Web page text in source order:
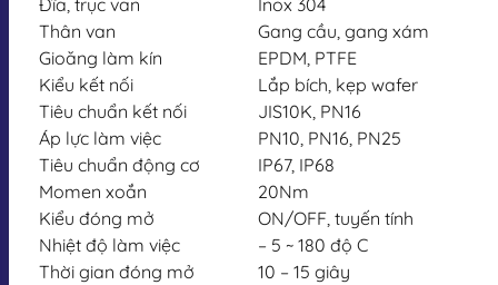
Thân van
Gang cầu, gang xám
Gioăng làm kín
EPDM, PTFE
Kiểu kết nối
Lắp bích, kẹp wafer
Tiêu chuẩn kết nối
JIS10K, PN16
Áp lực làm việc
PN10, PN16, PN25
Tiêu chuẩn động cơ
IP67, IP68
Momen xoắn
20Nm
Kiểu đóng mở
ON/OFF, tuyến tính
Nhiệt độ làm việc
– 5 ~ 180 độ C
Thời gian đóng mở
10 – 15 giây